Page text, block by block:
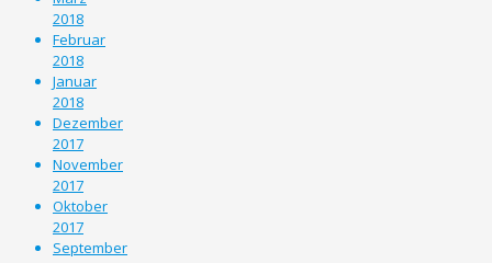
2018
Februar
2018
Januar
2018
Dezember
2017
November
2017
Oktober
2017
September